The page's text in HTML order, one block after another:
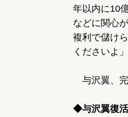
年以内に10
などに関心
複利で儲け
くださいよ」
与沢翼、
◆与沢翼復